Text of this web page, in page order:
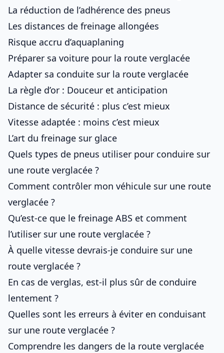
La réduction de l’adhérence des pneus
Les distances de freinage allongées
Risque accru d’aquaplaning
Préparer sa voiture pour la route verglacée
Adapter sa conduite sur la route verglacée
La règle d’or : Douceur et anticipation
Distance de sécurité : plus c’est mieux
Vitesse adaptée : moins c’est mieux
L’art du freinage sur glace
Quels types de pneus utiliser pour conduire sur
une route verglacée ?
Comment contrôler mon véhicule sur une route
verglacée ?
Qu’est-ce que le freinage ABS et comment
l’utiliser sur une route verglacée ?
À quelle vitesse devrais-je conduire sur une
route verglacée ?
En cas de verglas, est-il plus sûr de conduire
lentement ?
Quelles sont les erreurs à éviter en conduisant
sur une route verglacée ?
Comprendre les dangers de la route verglacée